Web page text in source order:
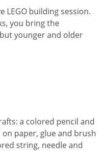
LEGO building session.
you bring the
younger and older